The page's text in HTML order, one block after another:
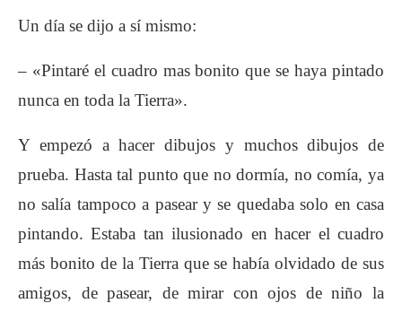
Un día se dijo a sí mismo:
– «Pintaré el cuadro mas bonito que se haya pintado
nunca en toda la Tierra».
Y empezó a hacer dibujos y muchos dibujos de
prueba. Hasta tal punto que no dormía, no comía, ya
no salía tampoco a pasear y se quedaba solo en casa
pintando. Estaba tan ilusionado en hacer el cuadro
más bonito de la Tierra que se había olvidado de sus
amigos, de pasear, de mirar con ojos de niño la